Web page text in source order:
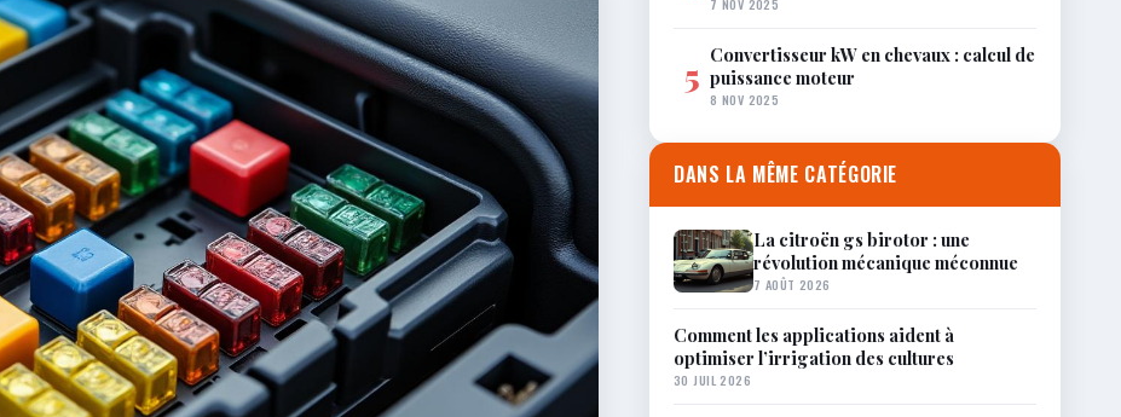
5 Convertisseur kW en chevaux : calcul de
puissance moteur
8 NOV 2025
DANS LA MÊME CATÉGORIE
La citroën gs birotor : une
révolution mécanique méconnue
7 AOÛT 2026
Comment les applications aident à
optimiser l’irrigation des cultures
30 JUIL 2026